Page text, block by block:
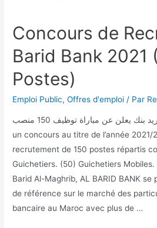
Concours de
Barid Bank 2021
Postes)
Emploi Public,Offres d'emploi / Par
البريد بنك يعلن عن مباراة توظيف 150 منصب l Barid Bank organise
un concours au titre de l’année 2021/
recrutement de 150 postes répartis
Guichetiers. (50) Guichetiers
Barid Al-Maghrib, AL BARID BANK
de référence sur le marché des
bancaire au Maroc avec plus de …